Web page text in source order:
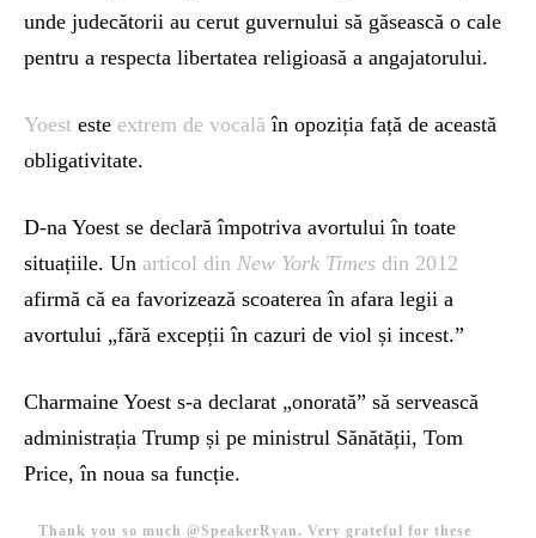
unde judecătorii au cerut guvernului să găsească o cale
pentru a respecta libertatea religioasă a angajatorului.
Yoest este extrem de vocalăîn opoziția față de această
obligativitate.
D-na Yoest se declară împotriva avortului în toate
situațiile. Un articol din New York Times din 2012
afirmă că ea favorizează scoaterea în afara legii a
avortului „fără excepții în cazuri de viol și incest.”
Charmaine Yoest s-a declarat „onorată” să servească
administrația Trump și pe ministrul Sănătății, Tom
Price, în noua sa funcție.
Thank you so much@SpeakerRyan . Very grateful for these